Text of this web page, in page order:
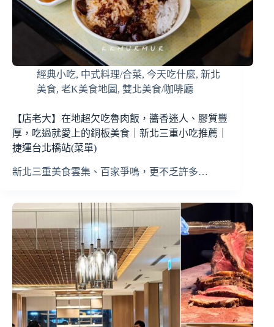
經典小吃, 中式料理/合菜, 今天吃什麼, 新北
美食, 老K美食地圖 , 雙北美食/咖啡廳
【店老大】在地超欠吃魯肉飯，醬香迷人、膠質豐
厚，吃過就愛上的銅板美食｜新北三重小吃推薦｜
捷運台北橋站(菜單)
新北三重美食雲集、百家爭鳴，更不乏許多…